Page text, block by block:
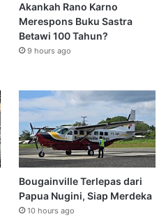
Akankah Rano Karno
Merespons Buku Sastra
Betawi 100 Tahun?
9 hours ago
Bougainville Terlepas dari
Papua Nugini, Siap Merdeka
10 hours ago